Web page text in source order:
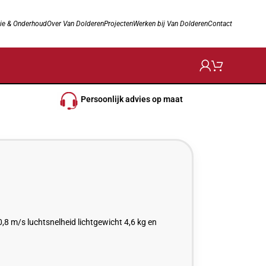
& OnderhoudOver Van DolderenProjectenWerken bij Van DolderenContact
Persoonlijk advies op maat
m/s luchtsnelheid lichtgewicht 4,6 kg en